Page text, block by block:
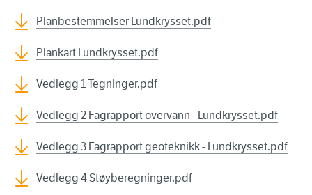
Planbestemmelser Lundkrysset.pdf
Plankart Lundkrysset.pdf
Vedlegg 1 Tegninger.pdf
Vedlegg 2 Fagrapport overvann - Lundkrysset.pdf
Vedlegg 3 Fagrapport geoteknikk - Lundkrysset.pdf
Vedlegg 4 Støyberegninger.pdf